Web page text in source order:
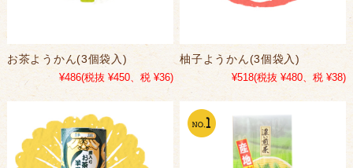
お茶ようかん(3個袋入)
¥486(税抜 ¥450、税 ¥36)
柚子ようかん(3個袋入)
¥518(税抜 ¥480、税 ¥38)